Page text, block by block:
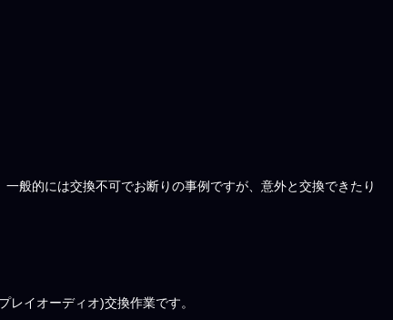
般的には交換不可でお断りの事例ですが、意外と交換できたり
レイオーディオ)交換作業です。